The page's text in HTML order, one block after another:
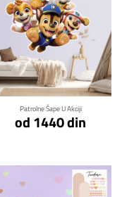
Patrolne Šape U Akciji
od 1440 din
Klikni za detalje